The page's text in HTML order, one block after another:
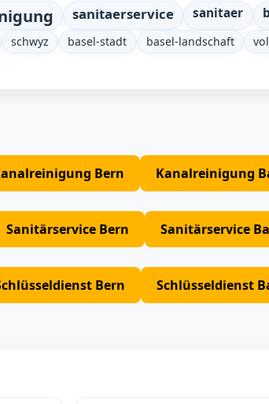
sanitaerservice sanitaer
schwyz basel-stadt basel-landschaft
Bern Kanalreinigung
Sanitärservice Bern Sanitärservice
Bern Schlüsseldienst